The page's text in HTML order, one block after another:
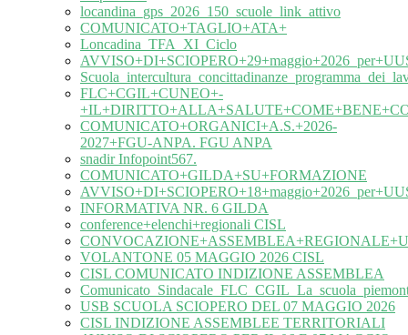
locandina_gps_2026_150_scuole_link_attivo
COMUNICATO+TAGLIO+ATA+
Loncadina_TFA_XI_Ciclo
FLC+CGIL+CUNEO+-
COMUNICATO+ORGANICI+A.S.+2026-
2027+FGU-ANPA. FGU ANPA
snadir Infopoint567.
COMUNICATO+GILDA+SU+FORMAZIONE
INFORMATIVA NR. 6 GILDA
conference+elenchi+regionali CISL
VOLANTONE 05 MAGGIO 2026 CISL
CISL COMUNICATO INDIZIONE ASSEMBLEA
USB SCUOLA SCIOPERO DEL 07 MAGGIO 2026
CISL INDIZIONE ASSEMBLEE TERRITORIALI